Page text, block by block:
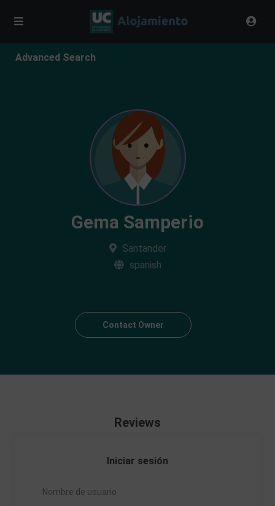
Advanced Search
Gema Samperio
Santander
spanish
Contact Owner
Reviews
Iniciar sesión